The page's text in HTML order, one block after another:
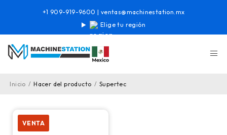
Elige tu región
+1 909-919-9600 | ventas@machinestation.mx
Inicio / Hacer del producto / Supertec
VENTA